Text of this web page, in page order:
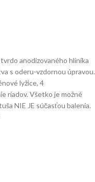
anodizovaného hliníka
s oderu-vzdornou úpravou.
lyžice, 4
riadov. Všetko je možné
NIE JE súčasťou balenia.